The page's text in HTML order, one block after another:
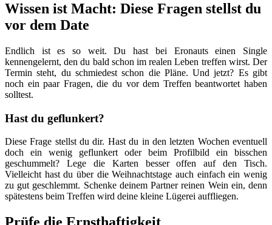
Wissen ist Macht: Diese Fragen stellst du
vor dem Date
Endlich ist es so weit. Du hast bei Eronauts einen Single
kennengelernt, den du bald schon im realen Leben treffen wirst. Der
Termin steht, du schmiedest schon die Pläne. Und jetzt? Es gibt
noch ein paar Fragen, die du vor dem Treffen beantwortet haben
solltest.
Hast du geflunkert?
Diese Frage stellst du dir. Hast du in den letzten Wochen eventuell
doch ein wenig geflunkert oder beim Profilbild ein bisschen
geschummelt? Lege die Karten besser offen auf den Tisch.
Vielleicht hast du über die Weihnachtstage auch einfach ein wenig
zu gut geschlemmt. Schenke deinem Partner reinen Wein ein, denn
spätestens beim Treffen wird deine kleine Lügerei auffliegen.